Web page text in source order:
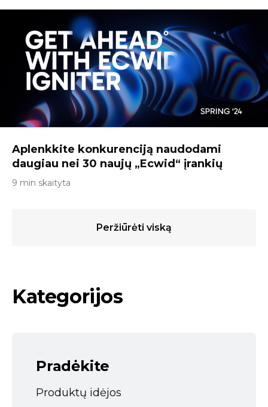
Aplenkkite konkurenciją naudodami
daugiau nei 30 naujų „Ecwid“ įrankių
9 min skaityta
Peržiūrėti viską
Kategorijos
Pradėkite
Produktų idėjos